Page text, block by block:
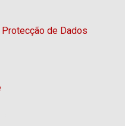
de Dados